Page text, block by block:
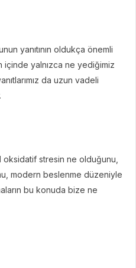
yanıtının oldukça önemli
yalnızca ne yediğimiz
da uzun vadeli
stresin ne olduğunu,
modern beslenme düzeniyle
bu konuda bize ne